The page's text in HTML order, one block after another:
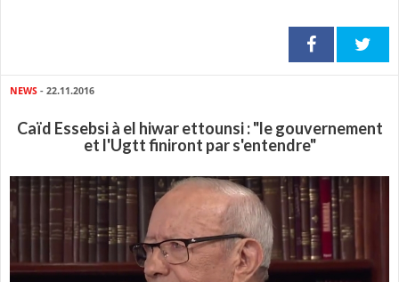
NEWS - 22.11.2016
Caïd Essebsi à el hiwar ettounsi : "le gouvernement
et l'Ugtt finiront par s'entendre"